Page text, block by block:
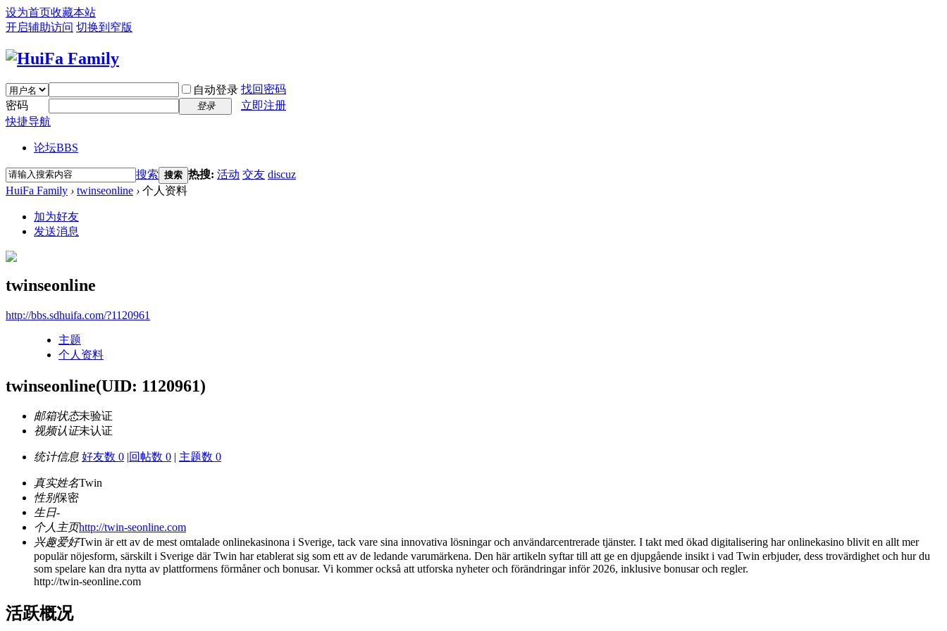
设为首页收藏本站
开启辅助访问 切换到窄版
自动登录 找回密码
密码
登录
立即注册
快捷导航
论坛BBS
搜索 搜索 热搜: 活动 交友 discuz
HuiFa Family › twinseonline › 个人资料
加为好友
发送消息
twinseonline
http://bbs.sdhuifa.com/?1120961
主题
个人资料
twinseonline(UID: 1120961)
邮箱状态未验证
视频认证未认证
统计信息 好友数 0 |回帖数 0 | 主题数 0
真实姓名Twin
性别保密
生日-
个人主页http://twin-seonline.com
兴趣爱好Twin är ett av de mest omtalade onlinekasinona i Sverige, tack vare sina innovativa lösningar och användarcentrerade tjänster. I takt med ökad digitalisering har onlinekasino blivit en allt mer
populär nöjesform, särskilt i Sverige där Twin har etablerat sig som ett av de ledande varumärkena. Den här artikeln syftar till att ge en djupgående insikt i vad Twin erbjuder, dess trovärdighet och hur du
som spelare kan dra nytta av plattformens förmåner och bonusar. Vi kommer också att utforska nyheter och förändringar inför 2026, inklusive bonusar och regler.
http://twin-seonline.com
活跃概况